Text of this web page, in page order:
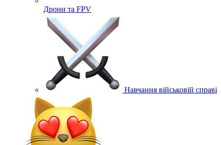
Дрони та FPV
Навчання військовій справі